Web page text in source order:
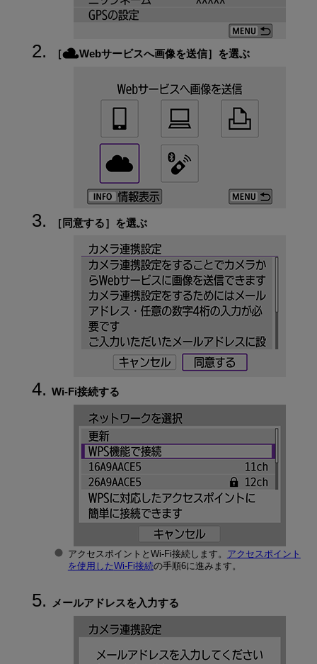
［ Webサービスへ画像を送信］を選ぶ
［ 同意する］を選ぶ
Wi-Fi接続する
アクセスポイントと Wi-Fi接続します。 アクセスポイント
を使用したWi-Fi接続の手順6に進みます。
メールアドレスを入力する